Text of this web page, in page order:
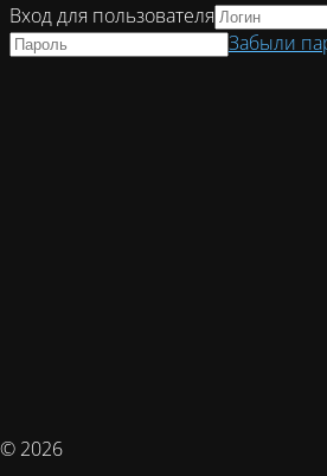
© 2026
Вход для пользователя
Забыли